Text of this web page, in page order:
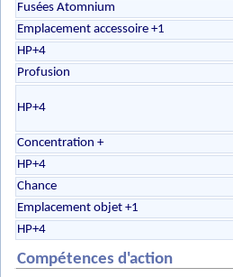
Fusées Atomnium
Emplacement accessoire +1
HP+4
Profusion
HP+4
Concentration +
HP+4
Chance
Emplacement objet +1
HP+4
Compétences d'action